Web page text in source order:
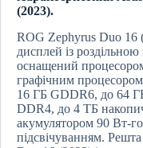
(2023).
ROG Zephyrus Duo
дисплей із
оснащений
графічним
16 ГБ GDDR6, до 64
DDR4, до 4 ТБ
акумулятором 90 Вт-
підсвічуванням.